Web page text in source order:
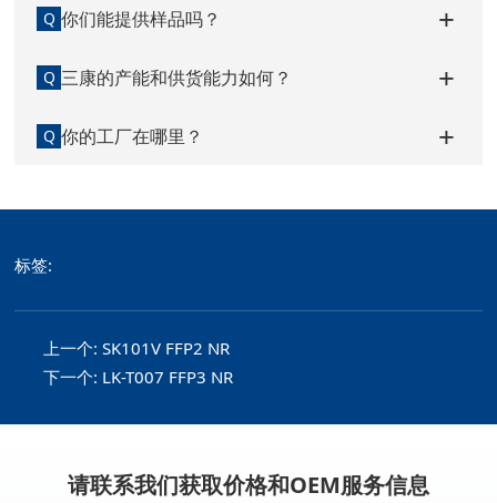
Q 你们能提供样品吗？
Q 三康的产能和供货能力如何？
Q 你的工厂在哪里？
标签:
上一个:SK101V FFP2 NR
下一个: LK-T007 FFP3 NR
请联系我们获取价格和OEM服务信息